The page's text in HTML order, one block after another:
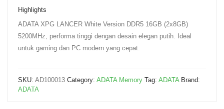
Highlights
ADATA XPG LANCER White Version DDR5 16GB (2x8GB)
5200MHz, performa tinggi dengan desain elegan putih. Ideal
untuk gaming dan PC modern yang cepat.
SKU: AD100013 Category: ADATA Memory Tag: ADATA Brand:
ADATA